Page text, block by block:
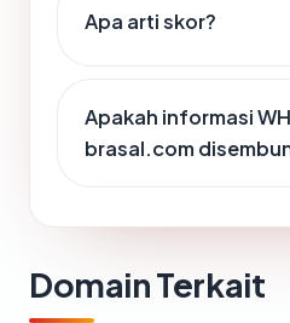
Apa arti skor?
Apakah informasi
brasal.com
Domain Terkait